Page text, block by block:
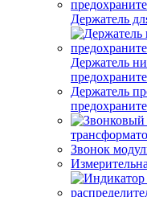
Держатель
Держатель
Держатель
Звонок